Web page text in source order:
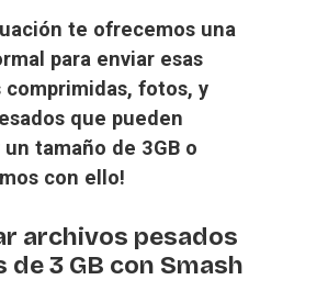
te ofrecemos una
para enviar esas
comprimidas, fotos, y
que pueden
tamaño de 3GB o
con ello!
archivos pesados
de 3 GB con Smash